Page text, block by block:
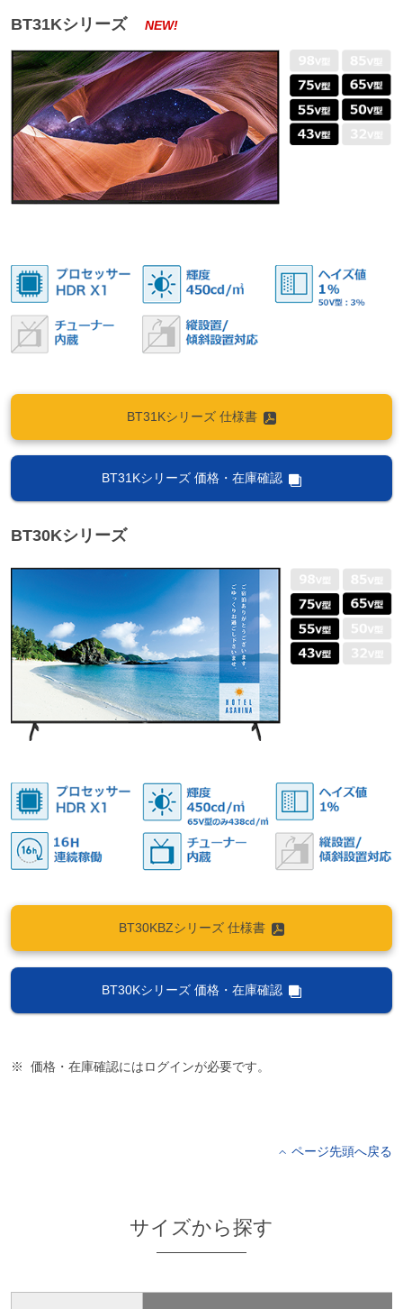
BT31Kシリーズ NEW!
BT31Kシリーズ 仕様書
BT31Kシリーズ 価格・在庫確認
BT30Kシリーズ
BT30KBZシリーズ 仕様書
BT30Kシリーズ 価格・在庫確認
価格・在庫確認にはログインが必要です。
ページ先頭へ戻る
サイズから探す